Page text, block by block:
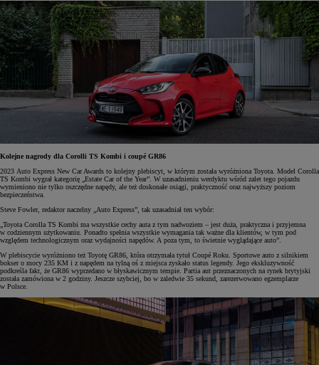
Kolejne nagrody dla Corolli TS Kombi i coupé GR86
2023 Auto Express New Car Awards to kolejny plebiscyt, w którym została wyróżniona Toyota. Model Corolla
TS Kombi wygrał kategorię „Estate Car of the Year”. W uzasadnieniu werdyktu wśród zalet tego pojazdu
wymieniono nie tylko oszczędne napędy, ale też doskonałe osiągi, praktyczność oraz najwyższy poziom
bezpieczeństwa.
Steve Fowler, redaktor naczelny „Auto Express”, tak uzasadniał ten wybór:
„Toyota Corolla TS Kombi ma wszystkie cechy auta z tym nadwoziem – jest duża, praktyczna i przyjemna
w codziennym użytkowaniu. Ponadto spełnia wszystkie wymagania tak ważne dla klientów, w tym pod
względem technologicznym oraz wydajności napędów. A poza tym, to świetnie wyglądające auto”.
W plebiscycie wyróżniono też Toyotę GR86, która otrzymała tytuł Coupé Roku. Sportowe auto z silnikiem
bokser o mocy 235 KM i z napędem na tylną oś z miejsca zyskało status legendy. Jego ekskluzywność
podkreśla fakt, że GR86 wyprzedano w błyskawicznym tempie. Partia aut przeznaczonych na rynek brytyjski
została zamówiona w 2 godziny. Jeszcze szybciej, bo w zaledwie 35 sekund, zarezerwowano egzemplarze
w Polsce.